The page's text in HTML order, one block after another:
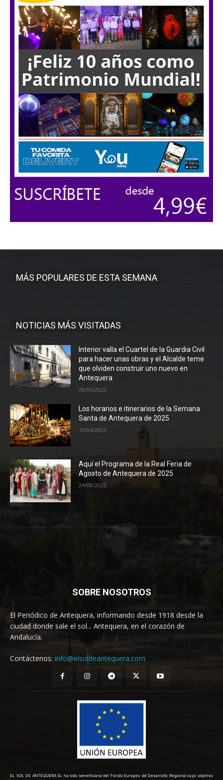
MÁS POPULARES DE ESTA SEMANA
NOTICIAS MÁS VISITADAS
Interior valla el Cuartel de la Guardia Civil
para hacer unas obras y el Alcalde teme
que olviden construir uno nuevo en
Antequera
28/05/2025
Los horarios e itinerarios de la Semana
Santa de Antequera de 2025
19/04/2025
Aquí el Programa de la Real Feria de
Agosto de Antequera de 2025
24/08/2025
SOBRE NOSOTROS
El Periódico de Antequera, informando desde 1918 desde la
ciudad donde sale el sol... Antequera, en el corazón de
Andalucía.
Contáctenos: info@elsoldeantequera.com
EL SOL DE ANTEQUERA SL ha sido beneficiaria del Fondo Europeo de Desarrollo Regional cuyo objetivo